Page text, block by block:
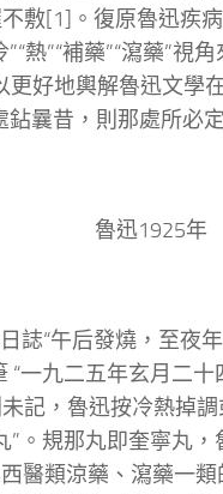
敷[1]。復原魯迅疾
熱”“補藥”“瀉藥”視
好地輿解魯迅文學
曩昔，則那處所必
魯迅1925年
誌“午后發燒，至夜
“一九二五年玄月二
記，魯迅按冷熱掉
”。規那丸即奎寧丸
醫類涼藥、瀉藥一